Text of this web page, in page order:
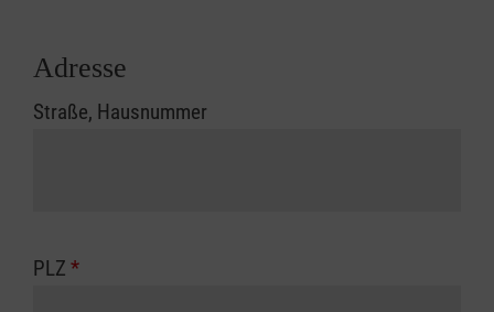
Adresse
Straße, Hausnummer
PLZ *